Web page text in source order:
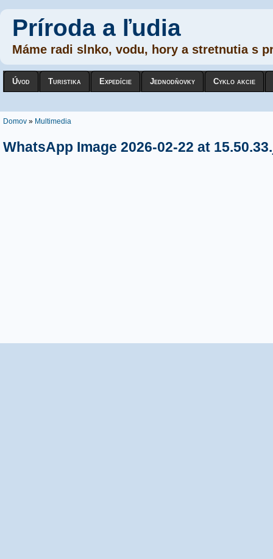
Príroda a ľudia
Máme radi slnko, vodu, hory a stretnutia s
Úvod Turistika Expedície Jednodňovky Cyklo akcie
Nachádzate sa tu
Domov » Multimedia
WhatsApp Image 2026-02-22 at